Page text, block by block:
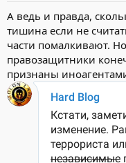
А ведь и правда,
тишина если не
части помалкивают.
правозащитники
признаны